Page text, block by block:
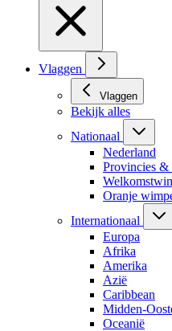
Vlaggen
Vlaggen
Bekijk alles
Nationaal
Nederland
Provincies &
Oranje
Internationaal
Europa
Afrika
Amerika
Azië
Caribbean
Midden-
Oceanië